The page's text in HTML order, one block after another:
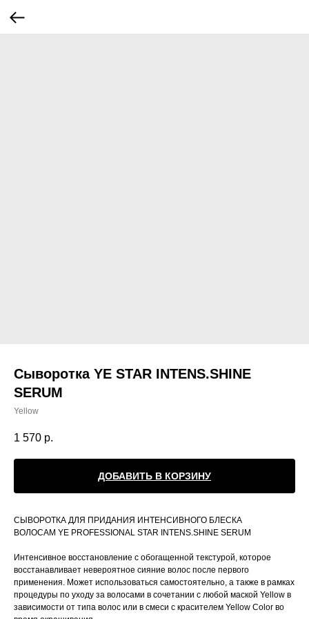
Сыворотка YE STAR INTENS.SHINE
SERUM
Yellow
1 570 р.
ДОБАВИТЬ В КОРЗИНУ
СЫВОРОТКА ДЛЯ ПРИДАНИЯ ИНТЕНСИВНОГО БЛЕСКА
ВОЛОСАМ YE PROFESSIONAL STAR INTENS.SHINE SERUM
Интенсивное восстановление с обогащенной текстурой, которое
восстанавливает невероятное сияние волос после первого
применения. Может использоваться самостоятельно, а также в рамках
процедуры по уходу за волосами в сочетании с любой маской Yellow в
зависимости от типа волос или в смеси с красителем Yellow Color во